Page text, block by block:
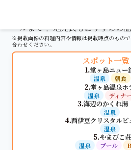
いろいろな楽しみ方ができる施
テル朝食やディナービュッフェ
ールまで！ 地元民もおすすめの
※掲載画像の料理内容や情報は掲載時点のもの
合わせください。
スポット一覧
1.堂ヶ島ニュー
温泉 朝食
2.堂ヶ島温泉ホ
温泉 ディナー
3.海辺のかくれ
温泉
4.西伊豆クリスタルビ
温泉
5.やまびこ荘
温泉 プール